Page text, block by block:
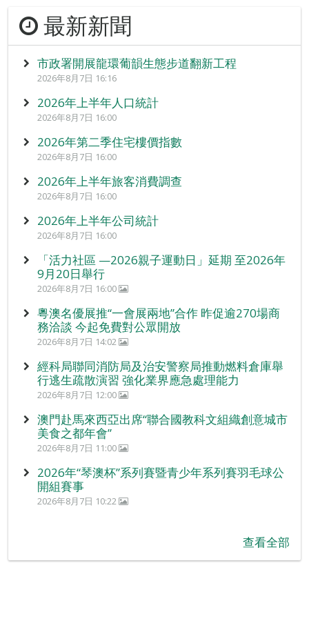
最新新聞
市政署開展龍環葡韻生態步道翻新工程
2026年8月7日 16:16
2026年上半年人口統計
2026年8月7日 16:00
2026年第二季住宅樓價指數
2026年8月7日 16:00
2026年上半年旅客消費調查
2026年8月7日 16:00
2026年上半年公司統計
2026年8月7日 16:00
「活力社區 —2026親子運動日」延期 至2026年
9月20日舉行
2026年8月7日 16:00
粵澳名優展推“一會展兩地”合作 昨促逾270場商
務洽談 今起免費對公眾開放
2026年8月7日 14:02
經科局聯同消防局及治安警察局推動燃料倉庫舉
行逃生疏散演習 強化業界應急處理能力
2026年8月7日 12:00
澳門赴馬來西亞出席“聯合國教科文組織創意城市
美食之都年會”
2026年8月7日 11:00
2026年“琴澳杯”系列賽暨青少年系列賽羽毛球公
開組賽事
2026年8月7日 10:22
查看全部